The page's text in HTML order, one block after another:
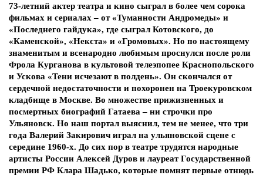
73-летний актер театра и кино сыграл в более чем сорока
фильмах и сериалах – от «Туманности Андромеды» и
«Последнего гайдука», где сыграл Котовского, до
«Каменской», «Некста» и «Громовых». Но по настоящему
знаменитым и всенародно любимым проснулся после роли
Фрола Курганова в культовой телеэпопее Краснопольского
и Ускова «Тени исчезают в полдень». Он скончался от
сердечной недостаточности и похоронен на Троекуровском
кладбище в Москве. Во множестве прижизненных и
посмертных биографий Гатаева – ни строчки про
Ульяновск. Но наш портал выяснил, тем не менее, что три
года Валерий Закирович играл на ульяновской сцене с
середине 1960-х. До сих пор в театре трудятся народные
артисты России Алексей Дуров и лауреат Государственной
премии РФ Клара Шадько, которые помнят первые отнюдь